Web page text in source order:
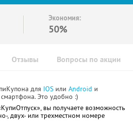
Экономия:
50%
Отзывы Вопросы по акции
для IOS или Android и
Это удобно :)
вы получаете возможность
, двух- или трехместном номере